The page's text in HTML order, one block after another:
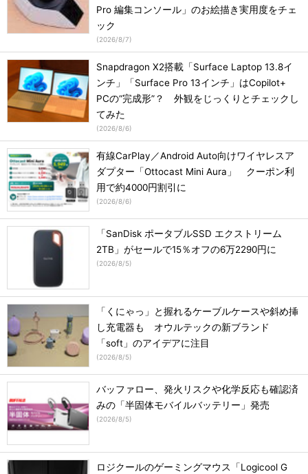
Pro 編集コンソール」のお絵描き実用度をチェ
ック
(2026/8/7)
Snapdragon X2搭載「Surface Laptop 13.8イ
ンチ」「Surface Pro 13インチ」はCopilot+
PCの“完成形”？ 外観をじっくりとチェックし
てみた
(2026/8/6)
有線CarPlay／Android Auto向けワイヤレスア
ダプター「Ottocast Mini Aura」 クーポン利
用で約4000円割引に
(2026/8/6)
「SanDisk ポータブルSSD エクストリーム
2TB」がセールで15％オフの6万2290円に
(2026/8/5)
「くにゃっ」と握れるケーブルケースや斜め挿
し充電器も オウルテックの新ブランド
「soft」のアイデアに注目
(2026/8/5)
バッファロー、発火リスクや化学反応も確認済
みの「半固体モバイルバッテリー」発売
(2026/8/5)
ロジクールのゲーミングマウス「Logicool G